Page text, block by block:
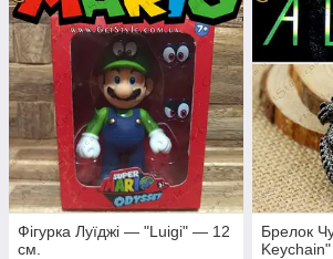
Фігурка Луїджі — "Luigi" — 12
см.
Брелок
Keychain"